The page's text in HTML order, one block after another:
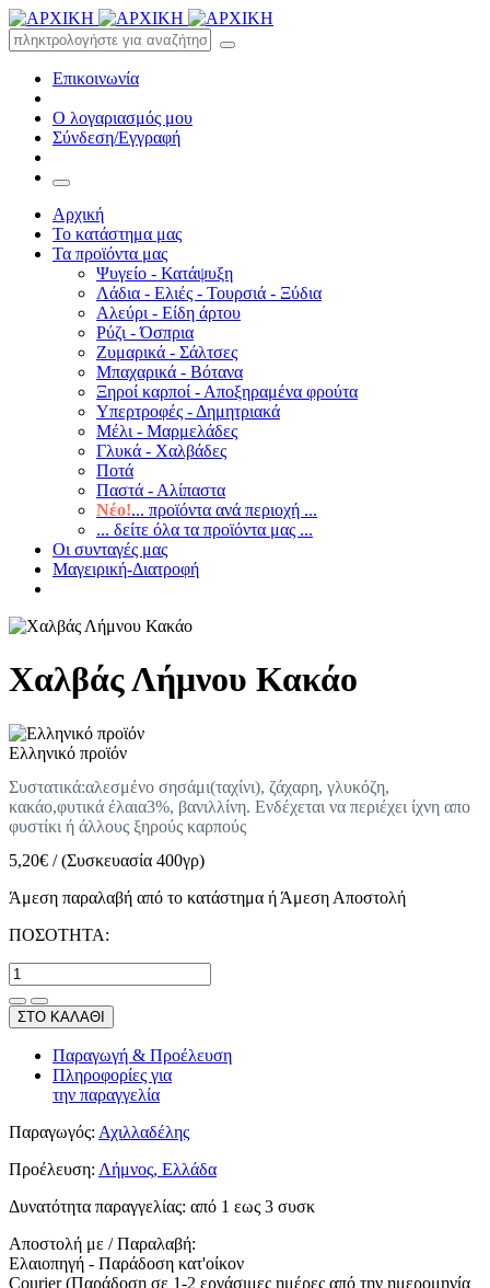
Επικοινωνία
Ο λογαριασμός μου
Σύνδεση/Εγγραφή
Αρχική
Το κατάστημα μας
Τα προϊόντα μας
Ψυγείο - Κατάψυξη
Λάδια - Ελιές - Τουρσιά - Ξύδια
Αλεύρι - Είδη άρτου
Ρύζι - Όσπρια
Ζυμαρικά - Σάλτσες
Μπαχαρικά - Βότανα
Ξηροί καρποί - Αποξηραμένα φρούτα
Υπερτροφές - Δημητριακά
Μέλι - Μαρμελάδες
Γλυκά - Χαλβάδες
Ποτά
Παστά - Αλίπαστα
Νέο!... προϊόντα ανά περιοχή ...
... δείτε όλα τα προϊόντα μας ...
Οι συνταγές μας
Μαγειρική-Διατροφή
Χαλβάς Λήμνου Κακάο
Ελληνικό προϊόν
Συστατικά:αλεσμένο σησάμι(ταχίνι), ζάχαρη, γλυκόζη,
κακάο,φυτικά έλαια3%, βανιλλίνη. Ενδέχεται να περιέχει ίχνη απο
φυστίκι ή άλλους ξηρούς καρπούς
5,20€ /(Συσκευασία 400γρ)
Άμεση παραλαβή από το κατάστημα ή Άμεση Αποστολή
ΠΟΣΟΤΗΤΑ:
ΣΤΟ ΚΑΛΑΘΙ
Παραγωγή & Προέλευση
Πληροφορίες για
την παραγγελία
Παραγωγός: Αχιλλαδέλης
Προέλευση: Λήμνος, Ελλάδα
Δυνατότητα παραγγελίας: από 1 εως 3 συσκ
Αποστολή με / Παραλαβή:
Ελαιοπηγή - Παράδοση κατ'οίκον
Courier (Παράδοση σε 1-2 εργάσιμες ημέρες από την ημερομηνία